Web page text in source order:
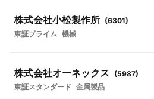
株式会社小松製作所 (6301)
東証プライム 機械
株式会社オーネックス (5987)
東証スタンダード 金属製品